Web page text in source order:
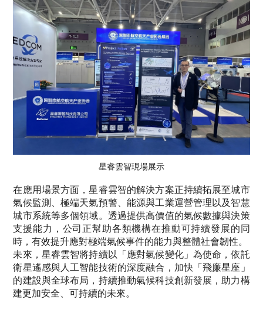
星睿雲智現場展示
在應用場景方面，星睿雲智的解決方案正持續拓展至城市
氣候監測、極端天氣預警、能源與工業運營管理以及智慧
城市系統等多個領域。透過提供高價值的氣候數據與決策
支援能力，公司正幫助各類機構在推動可持續發展的同
時，有效提升應對極端氣候事件的能力與整體社會韌性。
未來，星睿雲智將持續以「應對氣候變化」為使命，依託
衛星遙感與人工智能技術的深度融合，加快「飛廉星座」
的建設與全球布局，持續推動氣候科技創新發展，助力構
建更加安全、可持續的未來。